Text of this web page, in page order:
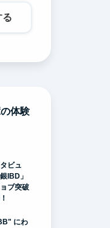
る
体験
ビュ
IBD」
ブ突破
にわ